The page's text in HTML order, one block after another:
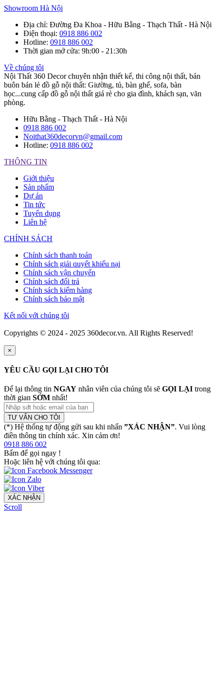
Showroom Hà Nội
Địa chỉ: Đường Đa Khoa - Hữu Bằng - Thạch Thất - Hà Nội
Điện thoại: 0918 886 002
Hotline: 0918 886 002
Thời gian mở cửa: 9h:00 - 21:30h
Về chúng tôi
Nội Thất 360 Decor chuyên nhận thiết kế, thi công nội thất, bán
buôn bán lẻ đồ gỗ nội thất: Giường, tủ, bàn ghế, sofa, bàn
học...cung cấp đồ gỗ nội thất giá rẻ cho gia đình, khách sạn, văn
phòng.
Hữu Bằng - Thạch Thất - Hà Nội
0918 886 002
Noithat360decorvn@gmail.com
Hotline: 0918 886 002
THÔNG TIN
Giới thiệu
Sản phẩm
Dự án
Tin tức
Tuyển dụng
Liên hệ
CHÍNH SÁCH
Chính sách thanh toán
Chính sách giải quyết khiếu nại
Chính sách vận chuyển
Chính sách đổi trả
Chính sách kiểm hàng
Chính sách bảo mật
Kết nối với chúng tôi
Copyrights © 2024 - 2025 360decor.vn. All Rights Reserved!
×
YÊU CẦU GỌI LẠI CHO TÔI
Để lại thông tin NGAY nhân viên của chúng tôi sẽ GỌI LẠI trong
thời gian SỚM nhất!
TƯ VẤN CHO TÔI
(*) Hệ thống tự động gửi sau khi nhấn ”XÁC NHẬN”. Vui lòng
điền thông tin chính xác. Xin cảm ơn!
0918 886 002
Bấm để gọi ngay !
Hoặc liên hệ với chúng tôi qua:
XÁC NHẬN
Scroll